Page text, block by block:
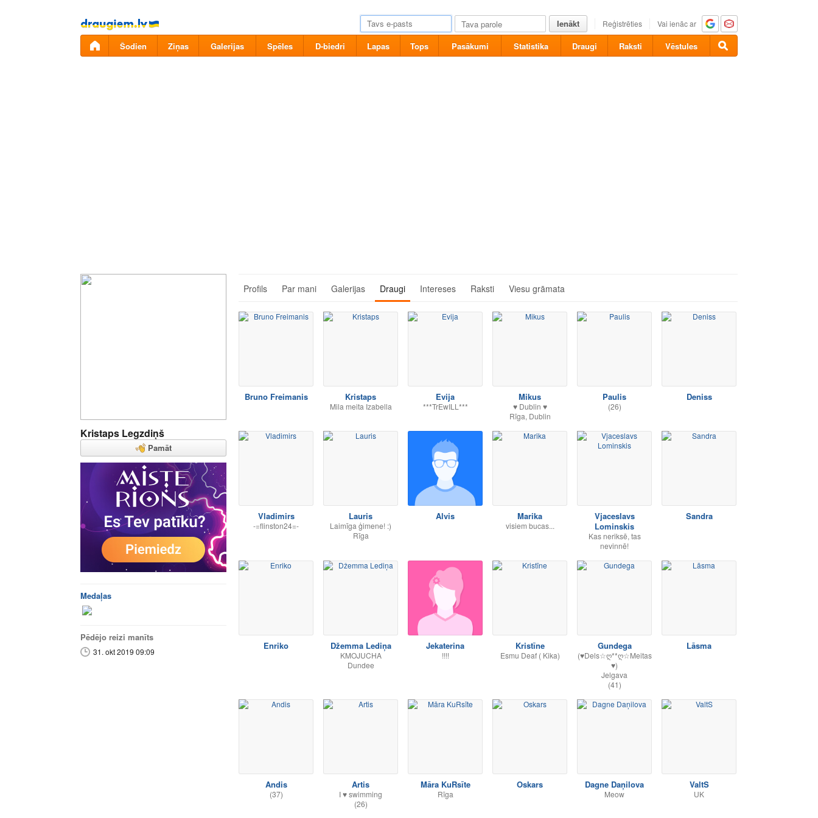
Pāriet
uz
saturu
Ienākt Reģistrēties Vai ienāc ar
Šodien Ziņas Galerijas Spēles D-biedri Lapas Tops Pasākumi Statistika Draugi Raksti Vēstules
Kristaps Legzdiņš
Pamāt
Medaļas
Pēdējo reizi manīts
31. okt 2019 09:09
Profils Par mani Galerijas Draugi Intereses Raksti Viesu grāmata
Bruno Freimanis Kristaps
Mila meita Izabella
Evija
***TrEwILL***
Mikus
♥ Dublin ♥
Rīga, Dublin
Paulis
(26)
Deniss
Vladimirs
-=flinston24=-
Lauris
Laimīga ģimene! :)
Rīga
Alvis Marika
visiem bucas...
Vjaceslavs
Lominskis
Kas neriksē, tas
nevinnē!
Sandra
Enriko Džemma Lediņa
KMOJUCHA
Dundee
Jekaterina
!!!!
Kristīne
Esmu Deaf ( Kika)
Gundega
(♥Dels☆ღ**ღ☆Meitas
♥)
Jelgava
(41)
Lāsma
Andis
(37)
Artis
I ♥ swimming
(26)
Māra KuRsīte
Rīga
Oskars Dagne Daņilova
Meow
ValtS
UK